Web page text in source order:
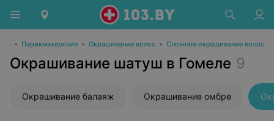
• Парикмахерские • Окрашивание волос • Сложное окрашивание волос
Окрашивание шатуш в Гомеле 9
Окрашивание балаяж Окрашивание омбре